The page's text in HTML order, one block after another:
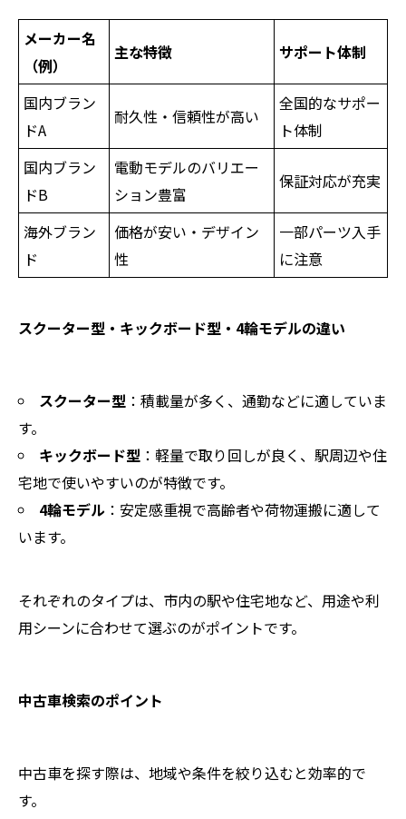
メーカー名
（例）
主な特徴 サポート体制
国内ブラン
ドA
耐久性・信頼性が高い
全国的なサポー
ト体制
国内ブラン
ドB
電動モデルのバリエー
ション豊富
保証対応が充実
海外ブラン
ド
価格が安い・デザイン
性
一部パーツ入手
に注意
スクーター型・キックボード型・4輪モデルの違い
スクーター型：積載量が多く、通勤などに適していま
す。
キックボード型：軽量で取り回しが良く、駅周辺や住
宅地で使いやすいのが特徴です。
4輪モデル：安定感重視で高齢者や荷物運搬に適して
います。
それぞれのタイプは、市内の駅や住宅地など、用途や利
用シーンに合わせて選ぶのがポイントです。
中古車検索のポイント
中古車を探す際は、地域や条件を絞り込むと効率的で
す。